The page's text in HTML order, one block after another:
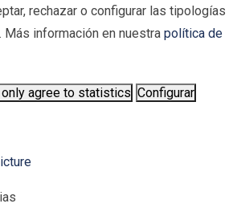
rechazar o configurar las tipologías
información en nuestra política de
agree to statistics Configurar